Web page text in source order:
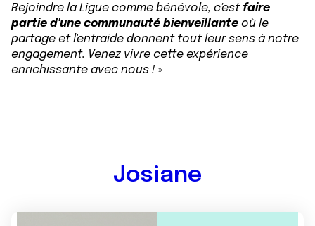
Rejoindre la Ligue comme bénévole, c'estfaire
partie d'une communauté bienveillante où le
partage et l'entraide donnent tout leur sens à notre
engagement. Venez vivre cette expérience
enrichissante avec nous ! »
Josiane